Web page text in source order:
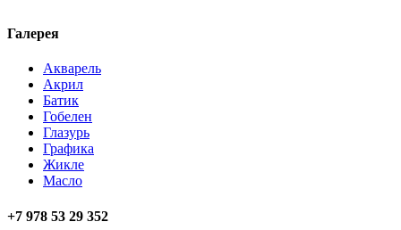
Галерея
Акварель
Акрил
Батик
Гобелен
Глазурь
Графика
Жикле
Масло
+7 978 53 29 352